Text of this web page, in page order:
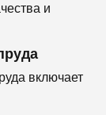
и
включает